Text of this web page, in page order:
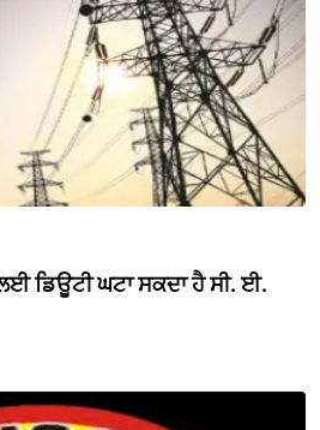
ਡਿਊਟੀ ਘਟਾ ਸਕਦਾ ਹੈ ਸੀ. ਈ.